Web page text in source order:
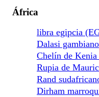
África
libra egipcia
Dalasi
Chelín de
Rupia de
Rand
Dirham